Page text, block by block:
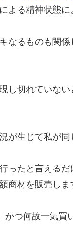
よる精神状態に
なるものも関
し切れていな
が生じて私が
ったと言えるだ
商材を販売しま
かつ何故一気買